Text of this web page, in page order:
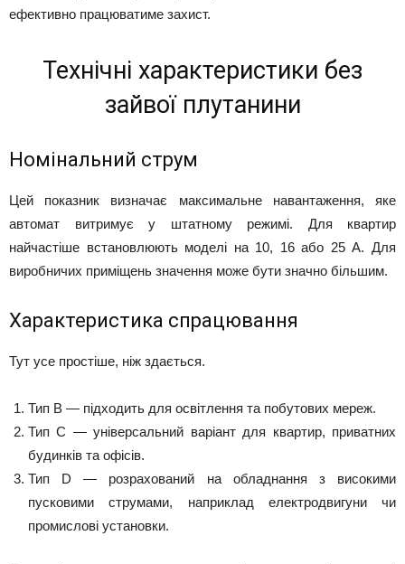
ефективно працюватиме захист.
Технічні характеристики без
зайвої плутанини
Номінальний струм
Цей показник визначає максимальне навантаження, яке
автомат витримує у штатному режимі. Для квартир
найчастіше встановлюють моделі на 10, 16 або 25 А. Для
виробничих приміщень значення може бути значно більшим.
Характеристика спрацювання
Тут усе простіше, ніж здається.
Тип B — підходить для освітлення та побутових мереж.
Тип C — універсальний варіант для квартир, приватних
будинків та офісів.
Тип D — розрахований на обладнання з високими
пусковими струмами, наприклад електродвигуни чи
промислові установки.